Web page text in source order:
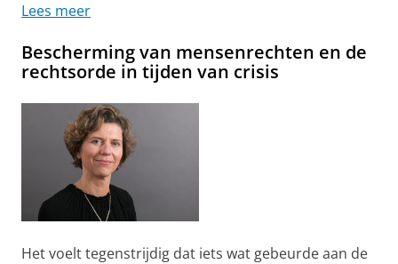
Lees meer
Bescherming van mensenrechten en de
rechtsorde in tijden van crisis
Het voelt tegenstrijdig dat iets wat gebeurde aan de